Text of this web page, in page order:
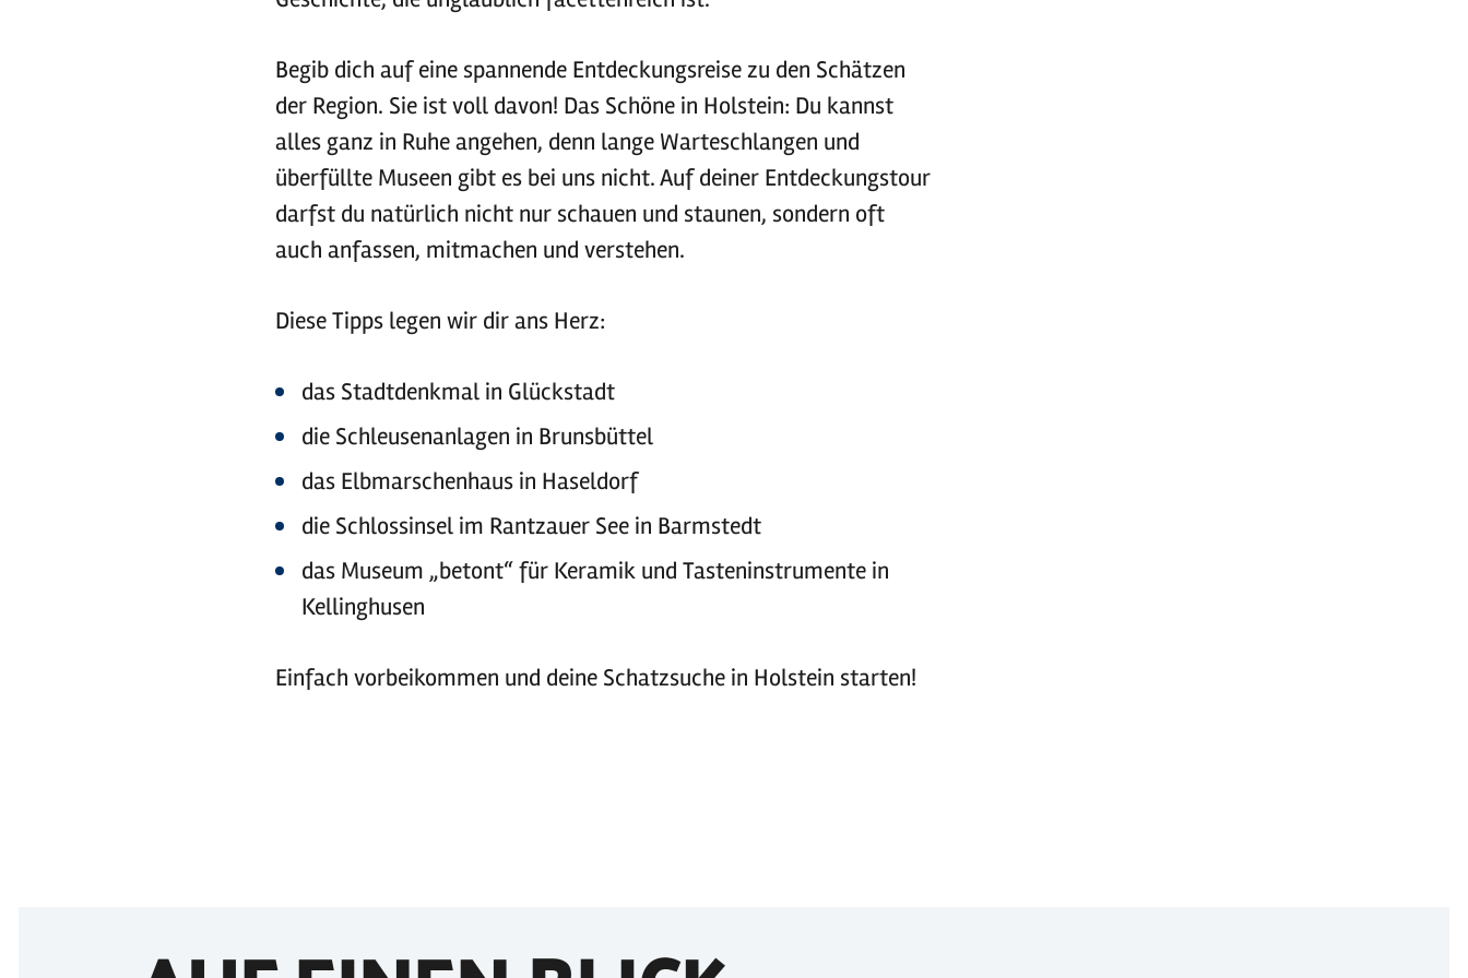
Begib dich auf eine spannende Entdeckungsreise zu den Schätzen
der Region. Sie ist voll davon! Das Schöne in Holstein: Du kannst
alles ganz in Ruhe angehen, denn lange Warteschlangen und
überfüllte Museen gibt es bei uns nicht. Auf deiner Entdeckungstour
darfst du natürlich nicht nur schauen und staunen, sondern oft
auch anfassen, mitmachen und verstehen.
Diese Tipps legen wir dir ans Herz:
das Stadtdenkmal in Glückstadt
die Schleusenanlagen in Brunsbüttel
das Elbmarschenhaus in Haseldorf
die Schlossinsel im Rantzauer See in Barmstedt
das Museum „betont“ für Keramik und Tasteninstrumente in
Kellinghusen
Einfach vorbeikommen und deine Schatzsuche in Holstein starten!